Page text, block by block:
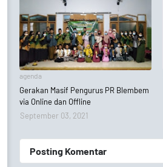
agenda
Gerakan Masif Pengurus PR Blembem
via Online dan Offline
September 03, 2021
Posting Komentar